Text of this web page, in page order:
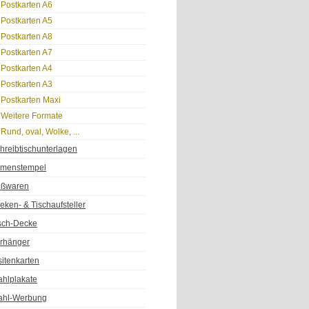
Postkarten A6
Postkarten A5
Postkarten A8
Postkarten A7
Postkarten A4
Postkarten A3
Postkarten Maxi
Weitere Formate
Rund, oval, Wolke, ...
& Tischaufsteller
Decke
Werbung